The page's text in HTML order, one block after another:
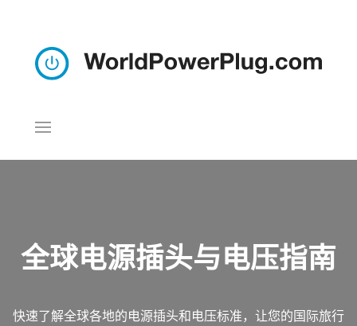
全球电源插头与电压指南
快速了解全球各地的电源插头和电压标准，让您的国际旅行